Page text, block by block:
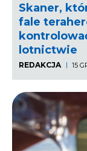
Skaner,
fale
lotnictwie
REDAKCJA 15